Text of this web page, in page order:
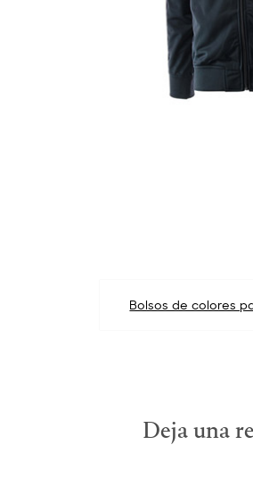
Navegación
Bolsos de colores
Deja una